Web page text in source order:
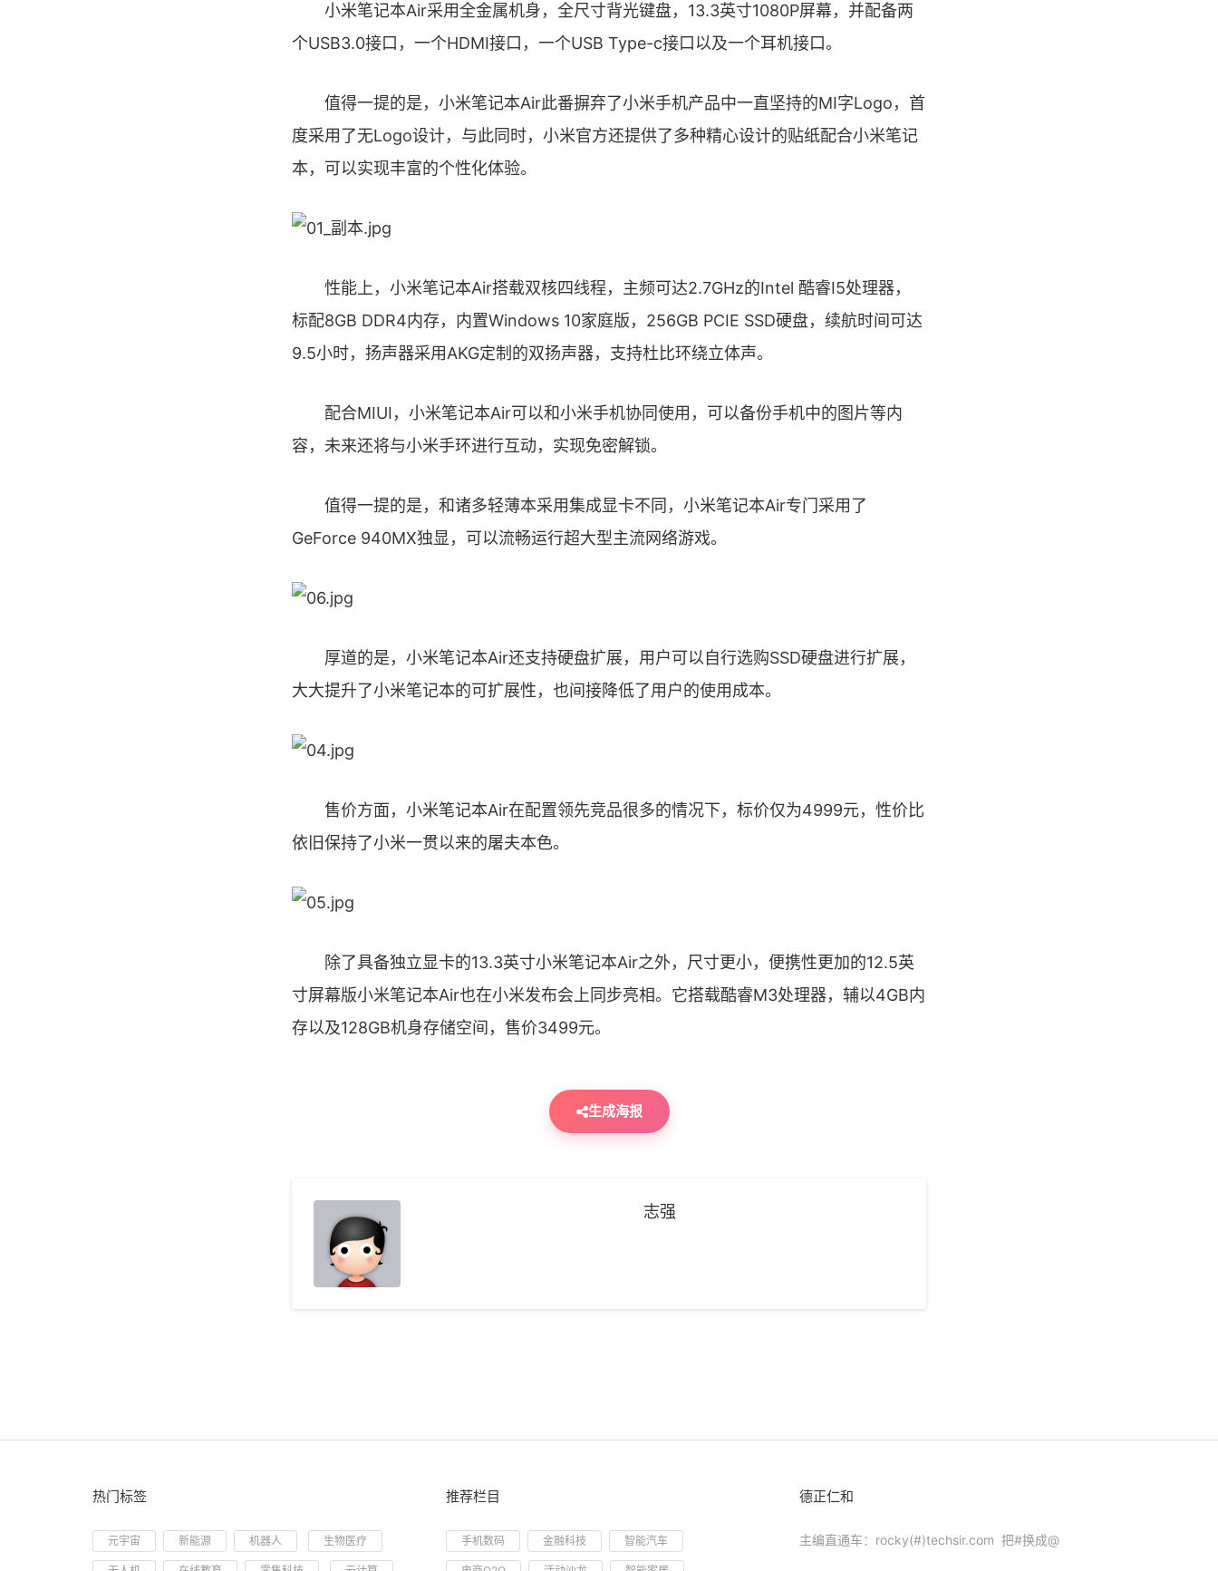
小米笔记本Air采用全金属机身，全尺寸背光键盘，13.3英寸1080P屏幕，并配备两
个USB3.0接口，一个HDMI接口，一个USB Type-c接口以及一个耳机接口。
值得一提的是，小米笔记本Air此番摒弃了小米手机产品中一直坚持的MI字Logo，首
度采用了无Logo设计，与此同时，小米官方还提供了多种精心设计的贴纸配合小米笔记
本，可以实现丰富的个性化体验。
性能上，小米笔记本Air搭载双核四线程，主频可达2.7GHz的Intel 酷睿I5处理器，
标配8GB DDR4内存，内置Windows 10家庭版，256GB PCIE SSD硬盘，续航时间可达
9.5小时，扬声器采用AKG定制的双扬声器，支持杜比环绕立体声。
配合MIUI，小米笔记本Air可以和小米手机协同使用，可以备份手机中的图片等内
容，未来还将与小米手环进行互动，实现免密解锁。
值得一提的是，和诸多轻薄本采用集成显卡不同，小米笔记本Air专门采用了
GeForce 940MX独显，可以流畅运行超大型主流网络游戏。
厚道的是，小米笔记本Air还支持硬盘扩展，用户可以自行选购SSD硬盘进行扩展，
大大提升了小米笔记本的可扩展性，也间接降低了用户的使用成本。
售价方面，小米笔记本Air在配置领先竞品很多的情况下，标价仅为4999元，性价比
依旧保持了小米一贯以来的屠夫本色。
除了具备独立显卡的13.3英寸小米笔记本Air之外，尺寸更小，便携性更加的12.5英
寸屏幕版小米笔记本Air也在小米发布会上同步亮相。它搭载酷睿M3处理器，辅以4GB内
存以及128GB机身存储空间，售价3499元。
生成海报
志强
热门标签
元宇宙 新能源 机器人 生物医疗
推荐栏目
手机数码 金融科技 智能汽车
德正仁和
主编直通车：rocky(#)techsir.com 把#换成@